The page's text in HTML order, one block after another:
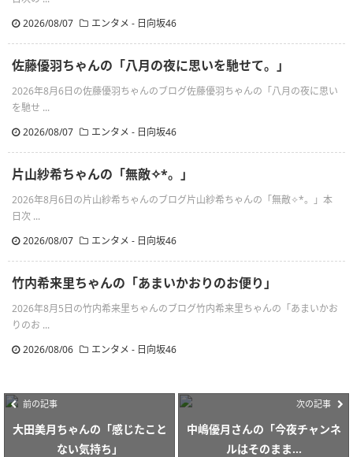
2026/08/07
エンタメ - 日向坂46
佐藤優羽ちゃんの「八月の夜に思いを馳せて。」
2026年8月6日の佐藤優羽ちゃんのブログ佐藤優羽ちゃんの「八月の夜に思い
を馳せ ...
2026/08/07
エンタメ - 日向坂46
片山紗希ちゃんの「無敵✧︎*。」
2026年8月6日の片山紗希ちゃんのブログ片山紗希ちゃんの「無敵✧︎*。」本
日次 ...
2026/08/07
エンタメ - 日向坂46
竹内希来里ちゃんの「あまいかおりのお便り」
2026年8月5日の竹内希来里ちゃんのブログ竹内希来里ちゃんの「あまいかお
りのお ...
2026/08/06
エンタメ - 日向坂46
前の記事
大田美月ちゃんの「感じたこと
ない気持ち」
次の記事
中嶋優月さんの「今夜チャンネ
ルはそのまま...